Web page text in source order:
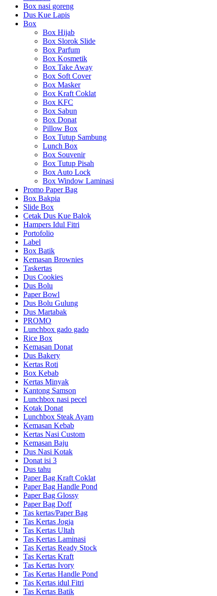
Box nasi goreng
Dus Kue Lapis
Box
Box Hijab
Box Slorok Slide
Box Parfum
Box Kosmetik
Box Take Away
Box Soft Cover
Box Masker
Box Kraft Coklat
Box KFC
Box Sabun
Box Donat
Pillow Box
Box Tutup Sambung
Lunch Box
Box Souvenir
Box Tutup Pisah
Box Auto Lock
Box Window Laminasi
Promo Paper Bag
Box Bakpia
Slide Box
Cetak Dus Kue Balok
Hampers Idul Fitri
Portofolio
Label
Box Batik
Kemasan Brownies
Taskertas
Dus Cookies
Dus Bolu
Paper Bowl
Dus Bolu Gulung
Dus Martabak
PROMO
Lunchbox gado gado
Rice Box
Kemasan Donat
Dus Bakery
Kertas Roti
Box Kebab
Kertas Minyak
Kantong Samson
Lunchbox nasi pecel
Kotak Donat
Lunchbox Steak Ayam
Kemasan Kebab
Kertas Nasi Custom
Kemasan Baju
Dus Nasi Kotak
Donat isi 3
Dus tahu
Paper Bag Kraft Coklat
Paper Bag Handle Pond
Paper Bag Glossy
Paper Bag Doff
Tas kertas/Paper Bag
Tas Kertas Jogja
Tas Kertas Ultah
Tas Kertas Laminasi
Tas Kertas Ready Stock
Tas Kertas Kraft
Tas Kertas Ivory
Tas Kertas Handle Pond
Tas Kertas idul Fitri
Tas Kertas Batik